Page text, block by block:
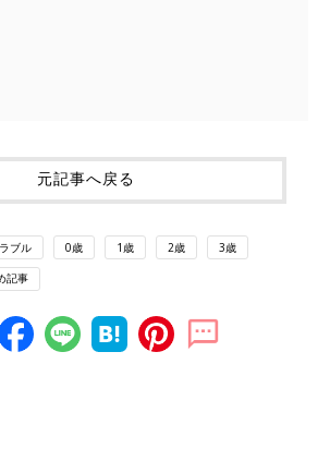
元記事へ戻る
ブル 0歳 1歳 2歳 3歳
記事